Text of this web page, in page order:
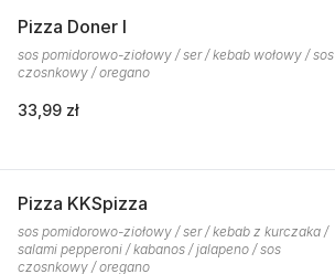
Pizza Doner I
sos pomidorowo-ziołowy / ser / kebab wołowy / sos
czosnkowy / oregano
33,99 zł
Pizza KKSpizza
sos pomidorowo-ziołowy / ser / kebab z kurczaka /
salami pepperoni / kabanos / jalapeno / sos
czosnkowy / oregano